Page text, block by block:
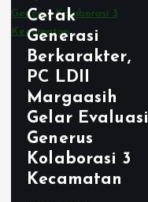
Cetak
Generasi
Berkarakter,
PC LDII
Margaasih
Gelar Evaluasi
Generus
Kolaborasi 3
Kecamatan